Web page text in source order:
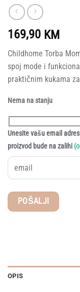
169,90 KM
Childhome Torba
spoj mode i
praktičnim kukama
Nema na stanju
Unesite vašu email
proizvod bude na zalihi
OPIS